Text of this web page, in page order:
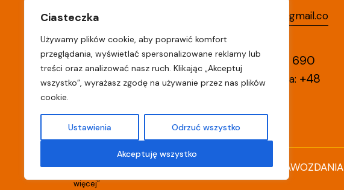
Ciasteczka
Używamy plików cookie, aby poprawić komfort
przeglądania, wyświetlać spersonalizowane reklamy lub
treści oraz analizować nasz ruch. Klikając „Akceptuj
wszystko”, wyrażasz zgodę na używanie przez nas plików
cookie.
Ustawienia Odrzuć wszystko
Akceptuję wszystko
Stawska 322
hospicjum.deblin@gmail.co
Administracja:
+48 690
429 129Rejestracja: +48
© 2026Fundacja „Hospicjum-Razem możemy
więcej”
SPRAWOZDANIA